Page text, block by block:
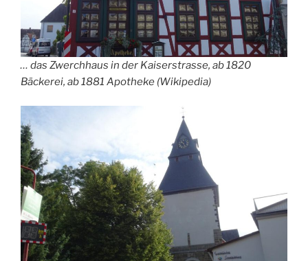
… das Zwerchhaus in der Kaiserstrasse, ab 1820
Bäckerei, ab 1881 Apotheke (Wikipedia)